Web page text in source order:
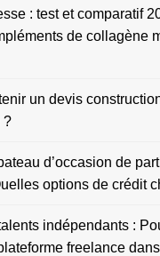
: test et comparatif
de collagène
un devis
?
d’occasion de
options de crédit
indépendants :
freelance